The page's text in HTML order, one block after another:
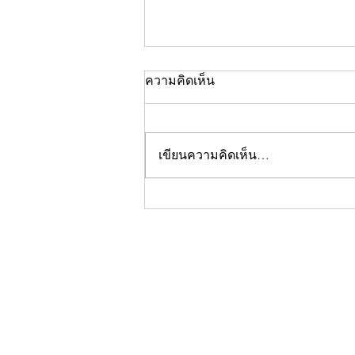
คอลัมน์"จับชีพจรวงการ
ความคิดเห็น
เขียนความคิดเห็น…